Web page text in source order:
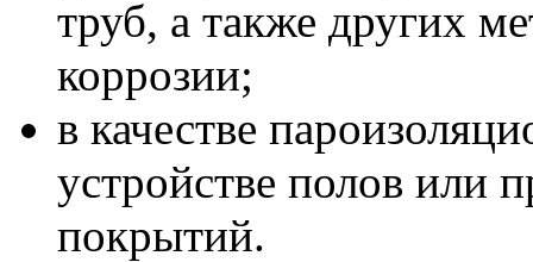
труб, а также других
коррозии;
в качестве
устройстве полов или
покрытий.